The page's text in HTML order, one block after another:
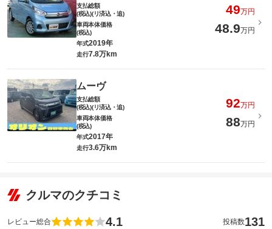
支払総額
(税込)(リ済込・追)
49万円
車両本体価格
(税込)
48.9万円
年式2019年
走行7.8万km
ムーヴ
支払総額
(税込)(リ済込・追)
92万円
車両本体価格
(税込)
88万円
年式2017年
走行3.6万km
クルマのクチコミ
レビュー総合 4.1 投稿数131